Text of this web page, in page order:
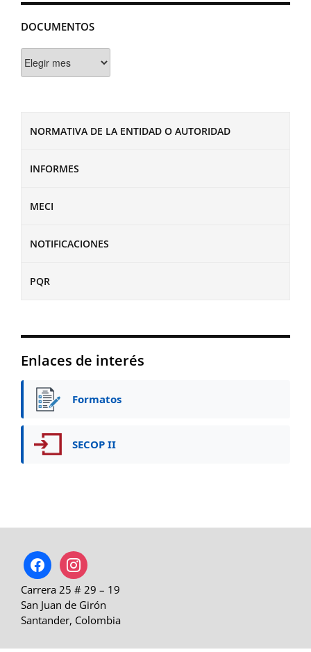
DOCUMENTOS
NORMATIVA DE LA ENTIDAD O AUTORIDAD
INFORMES
MECI
NOTIFICACIONES
PQR
Enlaces de interés
Formatos
SECOP II
facebookinstagram
Carrera 25 # 29 – 19
San Juan de Girón
Santander, Colombia